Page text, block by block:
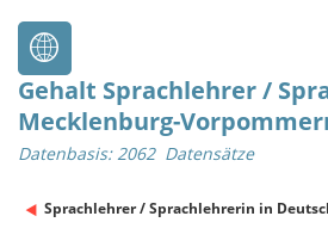
Gehalt Sprachlehrer /
Mecklenburg-
Datenbasis: 2062 Datensätze
Sprachlehrer / Sprachlehrerin in